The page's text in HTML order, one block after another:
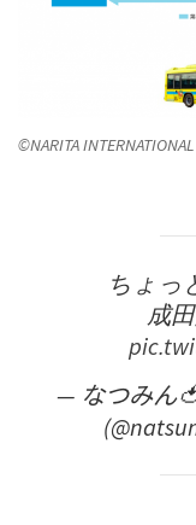
©NARITA
ちょっ
成
— なつみん